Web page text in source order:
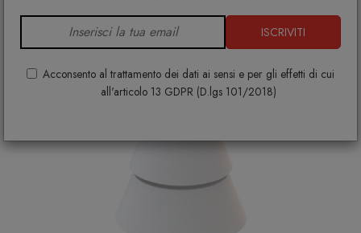
ISCRIVITI
Acconsento al trattamento dei dati ai sensi e per gli effetti di cui
all'articolo 13 GDPR (D.lgs 101/2018)